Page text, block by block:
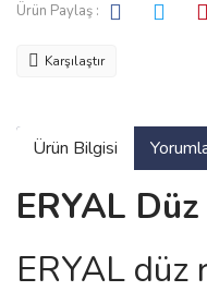
Ürün Paylaş :
Karşılaştır
Ürün Bilgisi
ERYAL
ERYAL düz